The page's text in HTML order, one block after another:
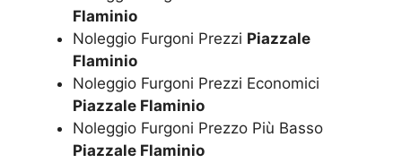
Flaminio
Noleggio Furgoni Prezzi Piazzale
Flaminio
Noleggio Furgoni Prezzi Economici
Piazzale Flaminio
Noleggio Furgoni Prezzo Più Basso
Piazzale Flaminio